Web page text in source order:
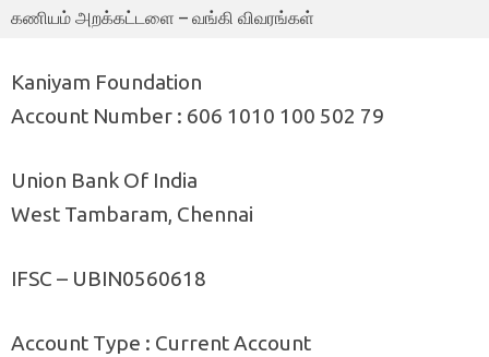
கணியம் அறக்கட்டளை – வங்கி விவரங்கள்
Kaniyam Foundation
Account Number : 606 1010 100 502 79
Union Bank Of India
West Tambaram, Chennai
IFSC – UBIN0560618
Account Type : Current Account